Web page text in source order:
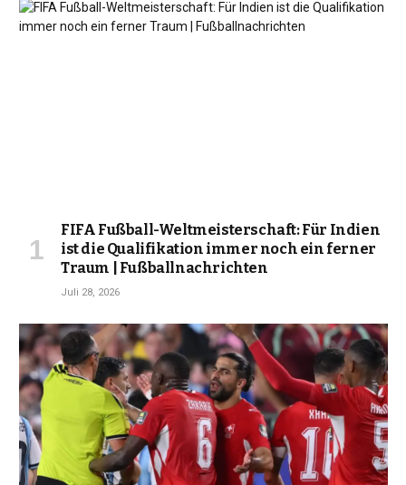
FIFA Fußball-Weltmeisterschaft: Für Indien
ist die Qualifikation immer noch ein ferner
Traum | Fußballnachrichten
Juli 28, 2026